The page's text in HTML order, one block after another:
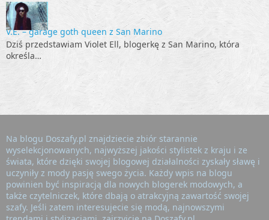
V.E. – garage goth queen z San Marino
Dziś przedstawiam Violet Ell, blogerkę z San Marino, która
określa…
Na blogu Doszafy.pl znajdziecie zbiór starannie
wyselekcjonowanych, najwyższej jakości stylistek z kraju i ze
świata, które dzięki swojej blogowej działalności zyskały sławę i
uczyniły z mody pasję swego życia. Każdy wpis na blogu
powinien być inspiracją dla nowych blogerek modowych, a
także czytelniczek, które dbają o atrakcyjną zawartość swojej
szafy. Jeśli zatem interesujecie się modą, najnowszymi